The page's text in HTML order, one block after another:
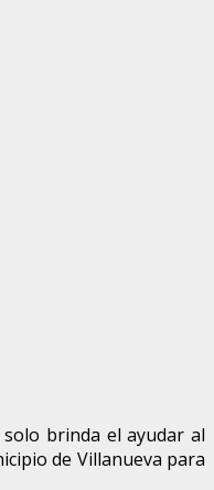
brinda el ayudar al
de Villanueva para